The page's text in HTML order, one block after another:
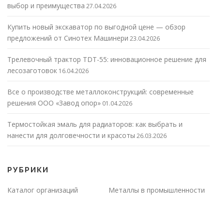
выбор и преимущества 27.04.2026
Купить новый экскаватор по выгодной цене — обзор
предложений от Синотех Машинери 23.04.2026
Трелевочный трактор TDT-55: инновационное решение для
лесозаготовок 16.04.2026
Все о производстве металлоконструкций: современные
решения ООО «Завод опор» 01.04.2026
Термостойкая эмаль для радиаторов: как выбрать и
нанести для долговечности и красоты 26.03.2026
РУБРИКИ
Каталог организаций
Металлы в промышленности